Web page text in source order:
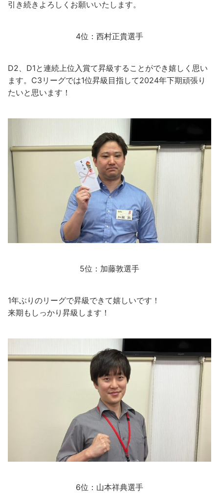
引き続きよろしくお願いいたします。
4位：西村正貴選手
D2、D1と連続上位入賞て昇級することができ嬉しく思い
ます。C3リーグでは1位昇級目指して2024年下期頑張り
たいと思います！
5位：加藤敦選手
1年ぶりのリーグで昇級できて嬉しいです！
来期もしっかり昇級します！
6位：山本祥典選手